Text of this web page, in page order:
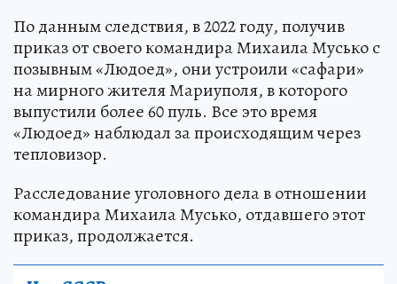
По данным следствия, в 2022 году, получив
приказ от своего командира Михаила Мусько с
позывным «Людоед», они устроили «сафари»
на мирного жителя Мариуполя, в которого
выпустили более 60 пуль. Все это время
«Людоед» наблюдал за происходящим через
тепловизор.
Расследование уголовного дела в отношении
командира Михаила Мусько, отдавшего этот
приказ, продолжается.